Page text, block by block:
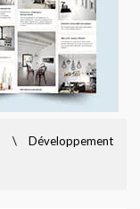
\
Développement